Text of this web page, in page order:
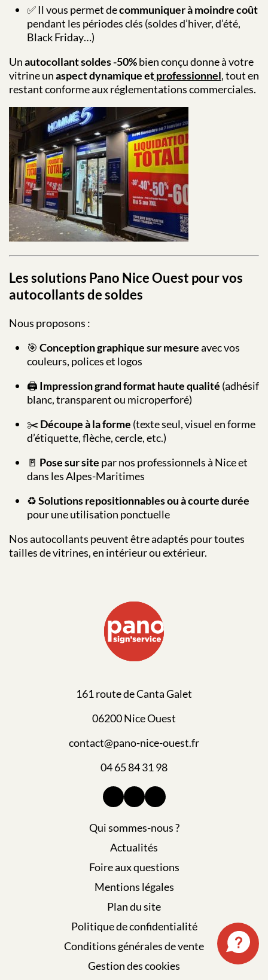
✅ Il vous permet decommuniquer à moindre coût
pendant les périodes clés (soldes d’hiver, d’été,
Black Friday…)
Unautocollant soldes -50%bien conçu donne à votre
vitrine unaspect dynamique etprofessionnel, tout en
restant conforme aux réglementations commerciales.
Les solutions Pano Nice Ouest pour vos
autocollants de soldes
Nous proposons :
🎯 Conception graphique sur mesureavec vos
couleurs, polices et logos
🖨️ Impression grand format haute qualité (adhésif
blanc, transparent ou microperforé)
✂️Découpe à la forme (texte seul, visuel en forme
d’étiquette, flèche, cercle, etc.)
🚪 Pose sur site par nos professionnels à Nice et
dans les Alpes-Maritimes
♻️Solutions repositionnables ou à courte durée
pour une utilisation ponctuelle
Nos autocollants peuvent être adaptés pour toutes
tailles de vitrines, en intérieur ou extérieur.
161 route de Canta Galet
06200 Nice Ouest
contact@pano-nice-ouest.fr
04 65 84 31 98
Qui sommes-nous ?
Actualités
Foire aux questions
Mentions légales
Plan du site
Politique de confidentialité
Conditions générales de vente
Gestion des cookies